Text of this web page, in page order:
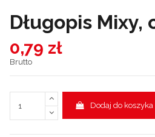
Długopis
0,79 zł
Brutto
Dodaj do koszyka